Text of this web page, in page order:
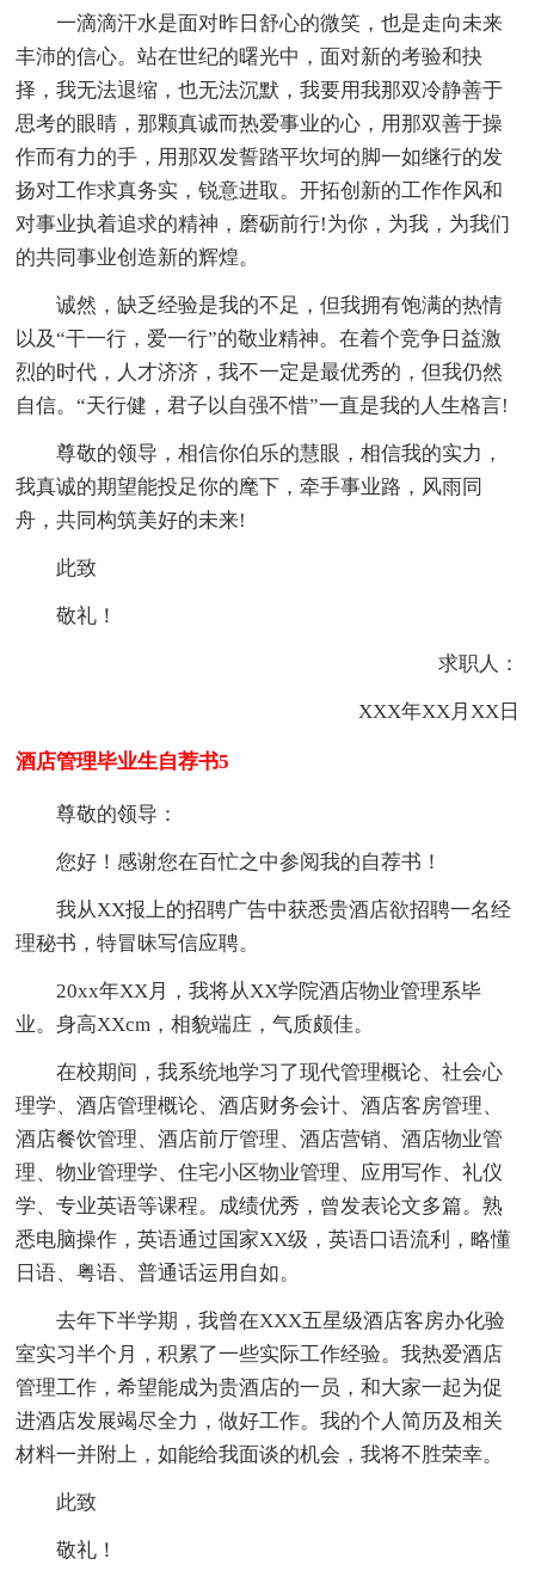
一滴滴汗水是面对昨日舒心的微笑，也是走向未来
丰沛的信心。站在世纪的曙光中，面对新的考验和抉
择，我无法退缩，也无法沉默，我要用我那双冷静善于
思考的眼睛，那颗真诚而热爱事业的心，用那双善于操
作而有力的手，用那双发誓踏平坎坷的脚一如继行的发
扬对工作求真务实，锐意进取。开拓创新的工作作风和
对事业执着追求的精神，磨砺前行!为你，为我，为我们
的共同事业创造新的辉煌。
诚然，缺乏经验是我的不足，但我拥有饱满的热情
以及“干一行，爱一行”的敬业精神。在着个竞争日益激
烈的时代，人才济济，我不一定是最优秀的，但我仍然
自信。“天行健，君子以自强不惜”一直是我的人生格言!
尊敬的领导，相信你伯乐的慧眼，相信我的实力，
我真诚的期望能投足你的麾下，牵手事业路，风雨同
舟，共同构筑美好的未来!
此致
敬礼！
求职人：
XXX年XX月XX日
酒店管理毕业生自荐书5
尊敬的领导：
您好！感谢您在百忙之中参阅我的自荐书！
我从XX报上的招聘广告中获悉贵酒店欲招聘一名经
理秘书，特冒昧写信应聘。
20xx年XX月，我将从XX学院酒店物业管理系毕
业。身高XXcm，相貌端庄，气质颇佳。
在校期间，我系统地学习了现代管理概论、社会心
理学、酒店管理概论、酒店财务会计、酒店客房管理、
酒店餐饮管理、酒店前厅管理、酒店营销、酒店物业管
理、物业管理学、住宅小区物业管理、应用写作、礼仪
学、专业英语等课程。成绩优秀，曾发表论文多篇。熟
悉电脑操作，英语通过国家XX级，英语口语流利，略懂
日语、粤语、普通话运用自如。
去年下半学期，我曾在XXX五星级酒店客房办化验
室实习半个月，积累了一些实际工作经验。我热爱酒店
管理工作，希望能成为贵酒店的一员，和大家一起为促
进酒店发展竭尽全力，做好工作。我的个人简历及相关
材料一并附上，如能给我面谈的机会，我将不胜荣幸。
此致
敬礼！